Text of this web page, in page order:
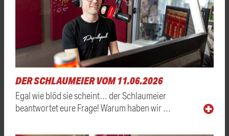
DER SCHLAUMEIER VOM 11.06.2026
Egal wie blöd sie scheint… der Schlaumeier
beantwortet eure Frage! Warum haben wir …